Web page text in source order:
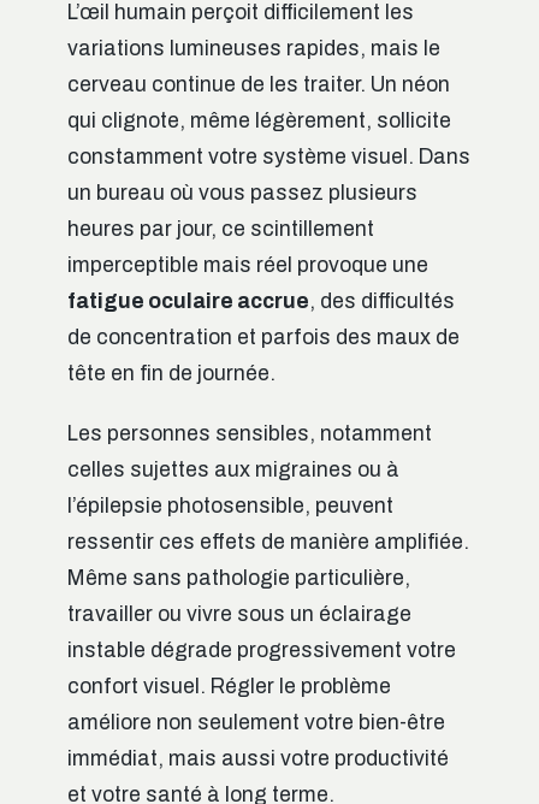
L’œil humain perçoit difficilement les
variations lumineuses rapides, mais le
cerveau continue de les traiter. Un néon
qui clignote, même légèrement, sollicite
constamment votre système visuel. Dans
un bureau où vous passez plusieurs
heures par jour, ce scintillement
imperceptible mais réel provoque une
fatigue oculaire accrue, des difficultés
de concentration et parfois des maux de
tête en fin de journée.
Les personnes sensibles, notamment
celles sujettes aux migraines ou à
l’épilepsie photosensible, peuvent
ressentir ces effets de manière amplifiée.
Même sans pathologie particulière,
travailler ou vivre sous un éclairage
instable dégrade progressivement votre
confort visuel. Régler le problème
améliore non seulement votre bien-être
immédiat, mais aussi votre productivité
et votre santé à long terme.